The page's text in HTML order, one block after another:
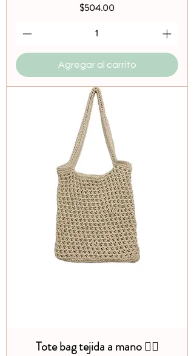
Precio
$504.00
Agregar al carrito
Tote bag tejida a mano ✋🏽